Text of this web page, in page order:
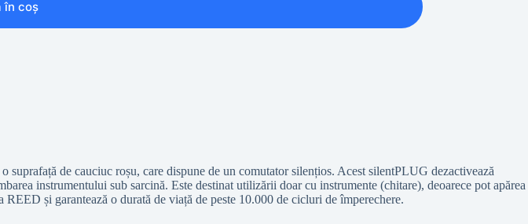
în coș
de cauciuc roșu, care dispune de un comutator silențios. Acest silentPLUG dezactivează
instrumentului sub sarcină. Este destinat utilizării doar cu instrumente (chitare), deoarece pot apărea
și garantează o durată de viață de peste 10.000 de cicluri de împerechere.